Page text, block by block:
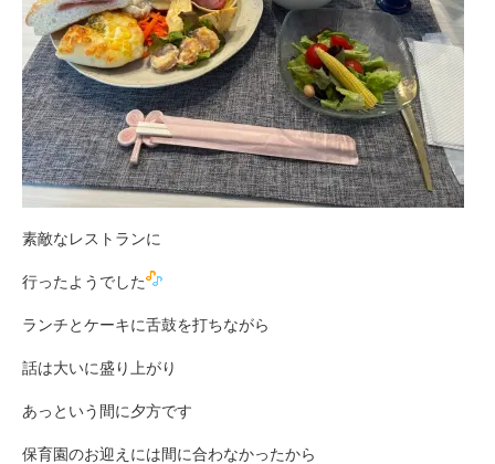
素敵なレストランに
行ったようでした
ランチとケーキに舌鼓を打ちながら
話は大いに盛り上がり
あっという間に夕方です
保育園のお迎えには間に合わなかったから